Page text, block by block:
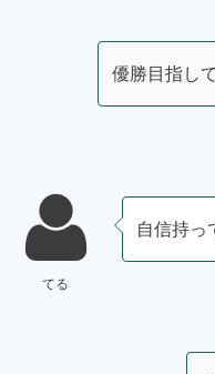
優勝目指し
てる
自信持っ